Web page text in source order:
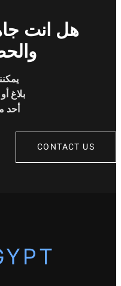
هل انت
بلاغ
أحد
CONTACT US